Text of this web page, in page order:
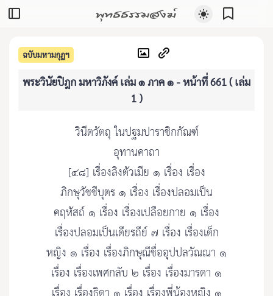
พุทธธรรมสงฆ์
ฉบับมหามกุฏฯ
พระวินัยปิฎก มหาวิภังค์ เล่ม ๑ ภาค ๑ - หน้าที่ 661 ( เล่ม
1 )
วินีตวัตถุ ในปฐมปาราชิกกัณฑ์
อุทานคาถา
[๔๘] เรื่องลิงตัวเมีย ๑ เรื่อง เรื่อง
ภิกษุวัชชีบุตร ๑ เรื่อง เรื่องปลอมเป็น
คฤหัสถ์ ๑ เรื่อง เรื่องเปลือยกาย ๑ เรื่อง
เรื่องปลอมเป็นเดียรถีย์ ๗ เรื่อง เรื่องเด็ก
หญิง ๑ เรื่อง เรื่องภิกษุณีชื่ออุปปลวัณณา ๑
เรื่อง เรื่องเพศกลับ ๒ เรื่อง เรื่องมารดา ๑